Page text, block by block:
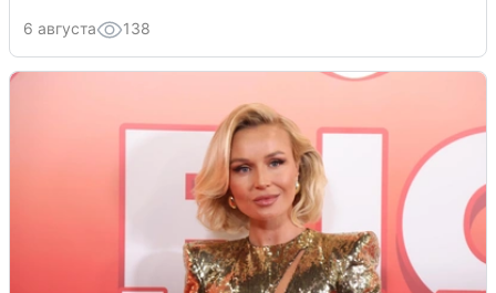
6 августа 138